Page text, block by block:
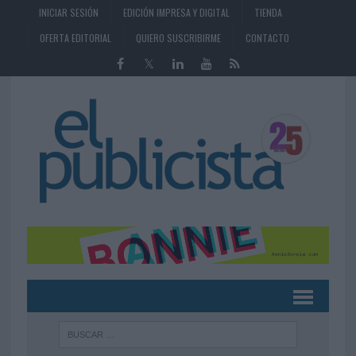
INICIAR SESIÓN EDICIÓN IMPRESA Y DIGITAL
TIENDA
OFERTA EDITORIAL
QUIERO SUSCRIBIRME CONTACTO